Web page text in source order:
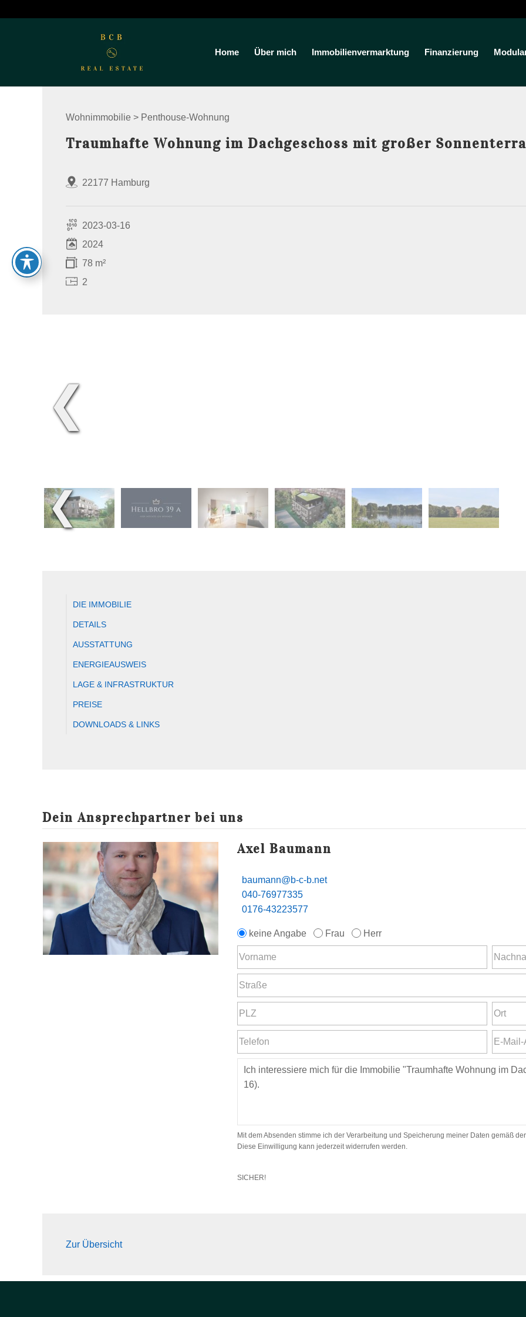
Home Über mich Immobilienvermarktung Finanzierung
Wohnimmobilie > Penthouse-Wohnung
Traumhafte Wohnung im Dachgeschoss mit großer
22177 Hamburg
2023-03-16
2024
78 m²
2
❮
❮
DIE IMMOBILIE
DETAILS
AUSSTATTUNG
ENERGIEAUSWEIS
LAGE & INFRASTRUKTUR
PREISE
DOWNLOADS & LINKS
Dein Ansprechpartner bei uns
Axel Baumann
baumann@b-c-b.net
040-76977335
0176-43223577
keine Angabe Frau Herr
Mit dem Absenden stimme ich der Verarbeitung und Speicherung meiner Daten gemäß
Diese Einwilligung kann jederzeit widerrufen werden.
SICHER!
Zur Übersicht